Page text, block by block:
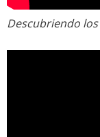
Descubriendo